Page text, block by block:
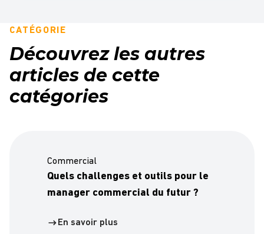
CATÉGORIE
Découvrez les autres
articles de cette
catégories
Commercial
Quels challenges et outils pour le
manager commercial du futur ?
En savoir plus